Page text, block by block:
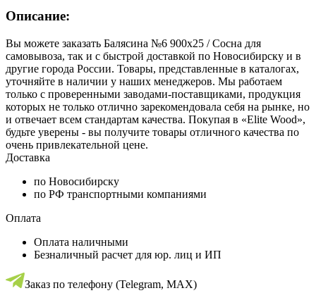
Описание:
Вы можете заказать Балясина №6 900х25 / Сосна для
самовывоза, так и с быстрой доставкой по Новосибирску и в
другие города России. Товары, представленные в каталогах,
уточняйте в наличии у наших менеджеров. Мы работаем
только с проверенными заводами-поставщиками, продукция
которых не только отлично зарекомендовала себя на рынке, но
и отвечает всем стандартам качества. Покупая в «Elite Wood»,
будьте уверены - вы получите товары отличного качества по
очень привлекательной цене.
Доставка
по Новосибирску
по РФ транспортными компаниями
Оплата
Оплата наличными
Безналичный расчет для юр. лиц и ИП
Заказ по телефону (Telegram, MAX)